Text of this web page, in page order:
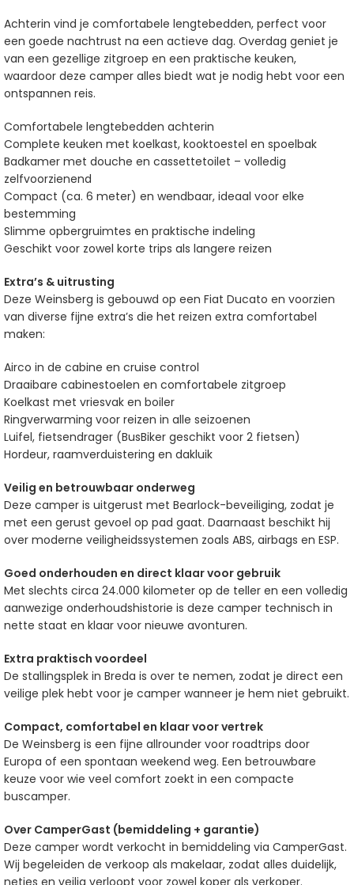
Achterin vind je comfortabele lengtebedden, perfect voor
een goede nachtrust na een actieve dag. Overdag geniet je
van een gezellige zitgroep en een praktische keuken,
waardoor deze camper alles biedt wat je nodig hebt voor een
ontspannen reis.
Comfortabele lengtebedden achterin
Complete keuken met koelkast, kooktoestel en spoelbak
Badkamer met douche en cassettetoilet – volledig
zelfvoorzienend
Compact (ca. 6 meter) en wendbaar, ideaal voor elke
bestemming
Slimme opbergruimtes en praktische indeling
Geschikt voor zowel korte trips als langere reizen
Extra’s & uitrusting
Deze Weinsberg is gebouwd op een Fiat Ducato en voorzien
van diverse fijne extra’s die het reizen extra comfortabel
maken:
Airco in de cabine en cruise control
Draaibare cabinestoelen en comfortabele zitgroep
Koelkast met vriesvak en boiler
Ringverwarming voor reizen in alle seizoenen
Luifel, fietsendrager (BusBiker geschikt voor 2 fietsen)
Hordeur, raamverduistering en dakluik
Veilig en betrouwbaar onderweg
Deze camper is uitgerust met Bearlock-beveiliging, zodat je
met een gerust gevoel op pad gaat. Daarnaast beschikt hij
over moderne veiligheidssystemen zoals ABS, airbags en ESP.
Goed onderhouden en direct klaar voor gebruik
Met slechts circa 24.000 kilometer op de teller en een volledig
aanwezige onderhoudshistorie is deze camper technisch in
nette staat en klaar voor nieuwe avonturen.
Extra praktisch voordeel
De stallingsplek in Breda is over te nemen, zodat je direct een
veilige plek hebt voor je camper wanneer je hem niet gebruikt.
Compact, comfortabel en klaar voor vertrek
De Weinsberg is een fijne allrounder voor roadtrips door
Europa of een spontaan weekend weg. Een betrouwbare
keuze voor wie veel comfort zoekt in een compacte
buscamper.
Over CamperGast (bemiddeling + garantie)
Deze camper wordt verkocht in bemiddeling via CamperGast.
Wij begeleiden de verkoop als makelaar, zodat alles duidelijk,